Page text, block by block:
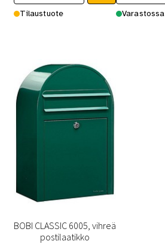
Tilaustuote Varastossa
BOBI CLASSIC 6005, vihreä
postilaatikko